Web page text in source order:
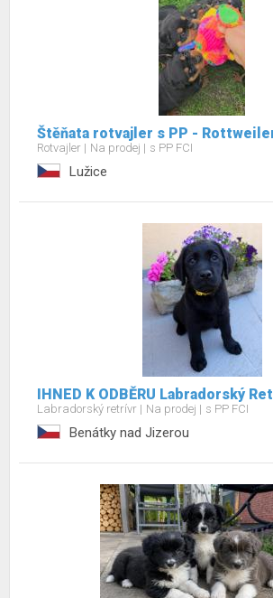
Štěňata rotvajler s PP -
Rotvajler Na prodej s PP FCI
Lužice
IHNED K ODBĚRU Labradorský
Labradorský retrívr Na prodej s PP FCI
Benátky nad Jizerou